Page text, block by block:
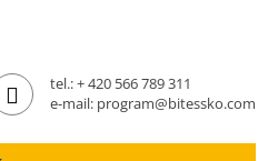
tel.:+ 420 566 789 311
e-mail: program@bitessko.com